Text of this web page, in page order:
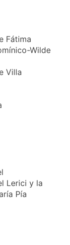
Fátima
Wilde
Villa
Lerici y la
Pía